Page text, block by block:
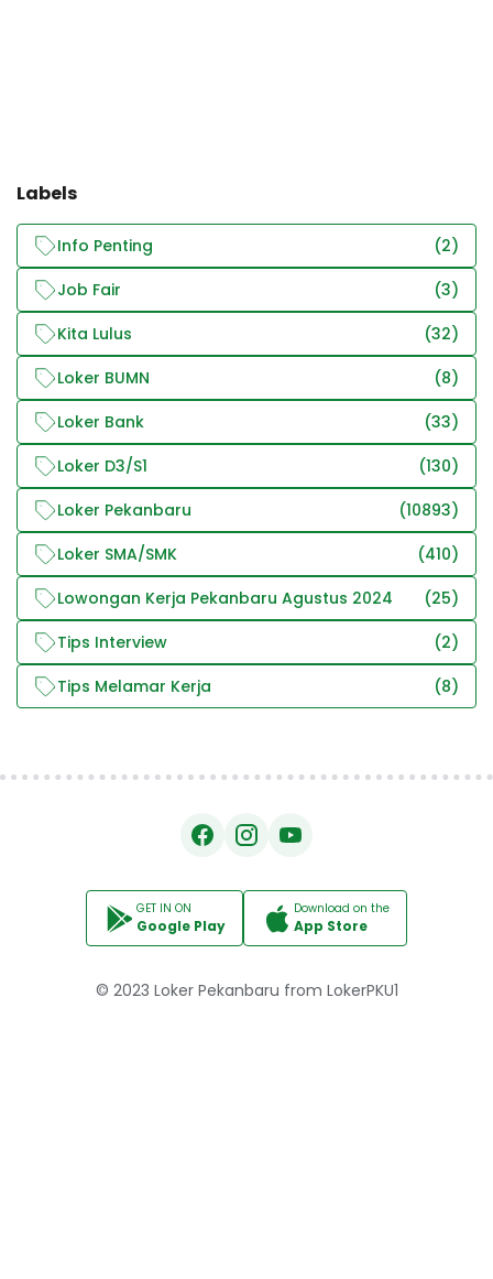
Labels
Info Penting
(2)
Job Fair
(3)
Kita Lulus
(32)
Loker BUMN
(8)
Loker Bank
(33)
Loker D3/S1
(130)
Loker Pekanbaru
(10893)
Loker SMA/SMK
(410)
Lowongan Kerja Pekanbaru Agustus 2024
(25)
Tips Interview
(2)
Tips Melamar Kerja
(8)
GET IN ON
Google Play
Download on the
App Store
© 2023 Loker Pekanbaru from LokerPKU1